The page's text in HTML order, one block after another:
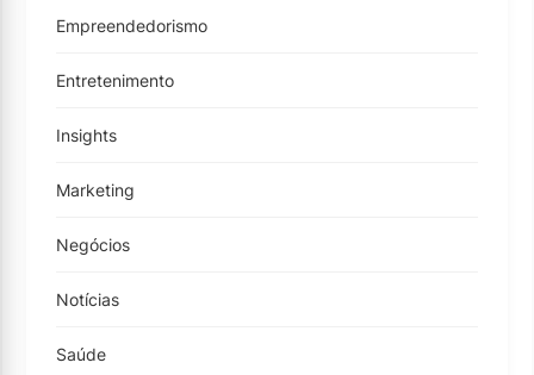
Empreendedorismo
Entretenimento
Insights
Marketing
Negócios
Notícias
Saúde